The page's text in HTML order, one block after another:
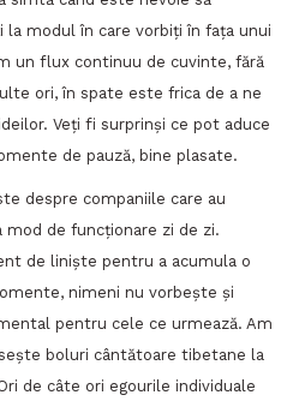
modul în care vorbiți în fața unui
un flux continuu de cuvinte, fără
ori, în spate este frica de a ne
Veți fi surprinși ce pot aduce
de pauză, bine plasate.
despre companiile care au
de funcționare zi de zi.
de liniște pentru a acumula o
nimeni nu vorbește și
pentru cele ce urmează. Am
boluri cântătoare tibetane la
de câte ori egourile individuale